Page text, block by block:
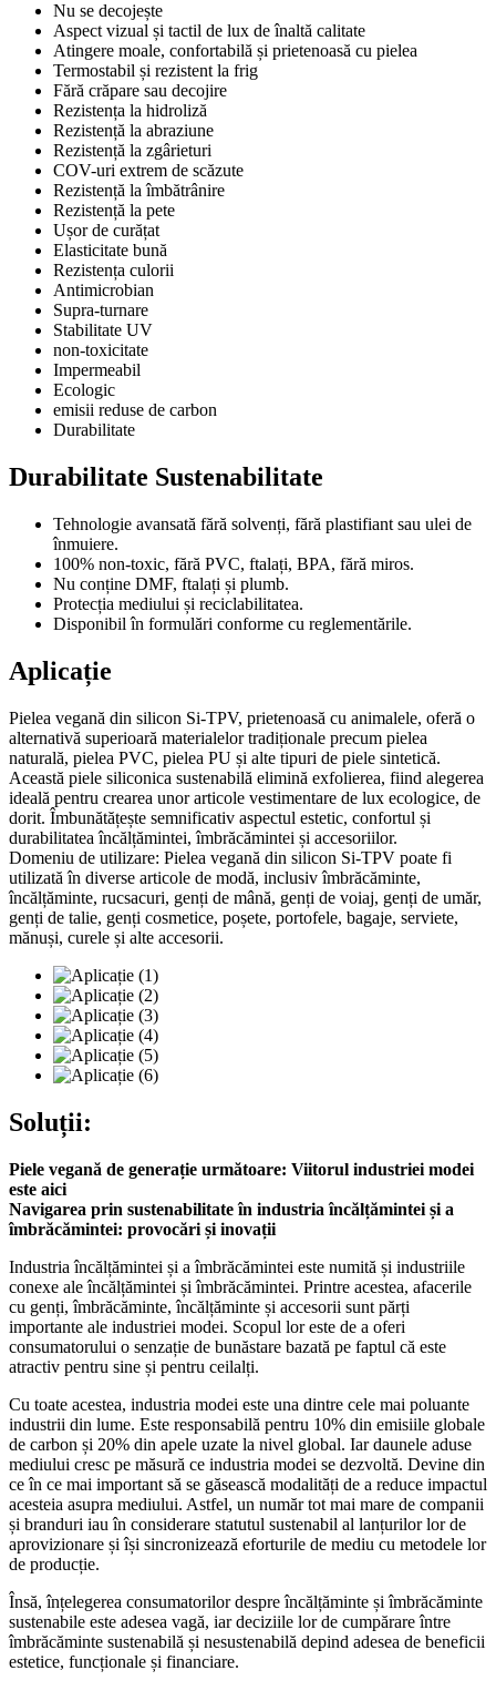
Nu se decojește
Aspect vizual și tactil de lux de înaltă calitate
Atingere moale, confortabilă și prietenoasă cu pielea
Termostabil și rezistent la frig
Fără crăpare sau decojire
Rezistența la hidroliză
Rezistență la abraziune
Rezistență la zgârieturi
COV-uri extrem de scăzute
Rezistență la îmbătrânire
Rezistență la pete
Ușor de curățat
Elasticitate bună
Rezistența culorii
Antimicrobian
Supra-turnare
Stabilitate UV
non-toxicitate
Impermeabil
Ecologic
emisii reduse de carbon
Durabilitate
Durabilitate Sustenabilitate
Tehnologie avansată fără solvenți, fără plastifiant sau ulei de
înmuiere.
100% non-toxic, fără PVC, ftalați, BPA, fără miros.
Nu conține DMF, ftalați și plumb.
Protecția mediului și reciclabilitatea.
Disponibil în formulări conforme cu reglementările.
Aplicație
Pielea vegană din silicon Si-TPV, prietenoasă cu animalele, oferă o
alternativă superioară materialelor tradiționale precum pielea
naturală, pielea PVC, pielea PU și alte tipuri de piele sintetică.
Această piele siliconica sustenabilă elimină exfolierea, fiind alegerea
ideală pentru crearea unor articole vestimentare de lux ecologice, de
dorit. Îmbunătățește semnificativ aspectul estetic, confortul și
durabilitatea încălțămintei, îmbrăcămintei și accesoriilor.
Domeniu de utilizare: Pielea vegană din silicon Si-TPV poate fi
utilizată în diverse articole de modă, inclusiv îmbrăcăminte,
încălțăminte, rucsacuri, genți de mână, genți de voiaj, genți de umăr,
genți de talie, genți cosmetice, poșete, portofele, bagaje, serviete,
mănuși, curele și alte accesorii.
Soluții:
Piele vegană de generație următoare: Viitorul industriei modei
este aici
Navigarea prin sustenabilitate în industria încălțămintei și a
îmbrăcămintei: provocări și inovații
Industria încălțămintei și a îmbrăcămintei este numită și industriile
conexe ale încălțămintei și îmbrăcămintei. Printre acestea, afacerile
cu genți, îmbrăcăminte, încălțăminte și accesorii sunt părți
importante ale industriei modei. Scopul lor este de a oferi
consumatorului o senzație de bunăstare bazată pe faptul că este
atractiv pentru sine și pentru ceilalți.
Cu toate acestea, industria modei este una dintre cele mai poluante
industrii din lume. Este responsabilă pentru 10% din emisiile globale
de carbon și 20% din apele uzate la nivel global. Iar daunele aduse
mediului cresc pe măsură ce industria modei se dezvoltă. Devine din
ce în ce mai important să se găsească modalități de a reduce impactul
acesteia asupra mediului. Astfel, un număr tot mai mare de companii
și branduri iau în considerare statutul sustenabil al lanțurilor lor de
aprovizionare și își sincronizează eforturile de mediu cu metodele lor
de producție.
Însă, înțelegerea consumatorilor despre încălțăminte și îmbrăcăminte
sustenabile este adesea vagă, iar deciziile lor de cumpărare între
îmbrăcăminte sustenabilă și nesustenabilă depind adesea de beneficii
estetice, funcționale și financiare.